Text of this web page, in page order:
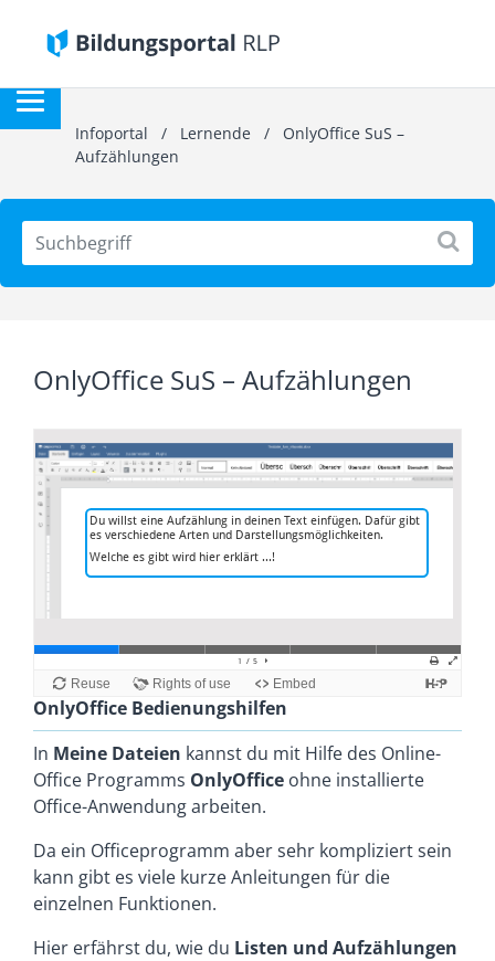
Infoportal / Lernende / OnlyOffice SuS –
Aufzählungen
OnlyOffice SuS – Aufzählungen
OnlyOffice Bedienungshilfen
In Meine Dateien kannst du mit Hilfe des Online-
Office Programms OnlyOffice ohne installierte
Office-Anwendung arbeiten.
Da ein Officeprogramm aber sehr kompliziert sein
kann gibt es viele kurze Anleitungen für die
einzelnen Funktionen.
Hier erfährst du, wie du Listen und Aufzählungen